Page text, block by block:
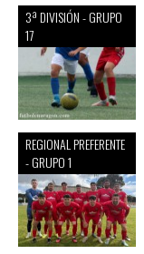
3ª DIVISIÓN - GRUPO
17
REGIONAL PREFERENTE
- GRUPO 1